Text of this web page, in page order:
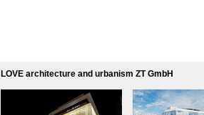
LOVE architecture and urbanism ZT GmbH